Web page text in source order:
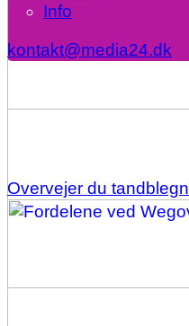
Overvejer du
Info
kontakt@media24.dk